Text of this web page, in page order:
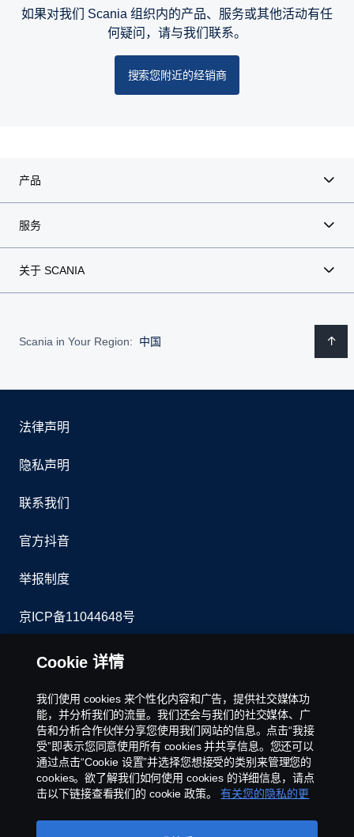
如果对我们 Scania 组织内的产品、服务或其他活动有任
何疑问，请与我们联系。
搜索您附近的经销商
产品
服务
关于 SCANIA
Scania in Your Region: 中国
法律声明
隐私声明
联系我们
官方抖音
举报制度
京ICP备11044648号
Cookie政策
Cookie 设置
©斯堪尼亚版权所有2025 中国北京市朝阳区霄云路
Cookie 详情
我们使用 cookies 来个性化内容和广告，提供社交媒体功
能，并分析我们的流量。我们还会与我们的社交媒体、广
告和分析合作伙伴分享您使用我们网站的信息。点击“我接
受”即表示您同意使用所有 cookies 并共享信息。您还可以
通过点击“Cookie 设置”并选择您想接受的类别来管理您的
cookies。欲了解我们如何使用 cookies 的详细信息，请点
击以下链接查看我们的 cookie 政策。
有关您的隐私的更